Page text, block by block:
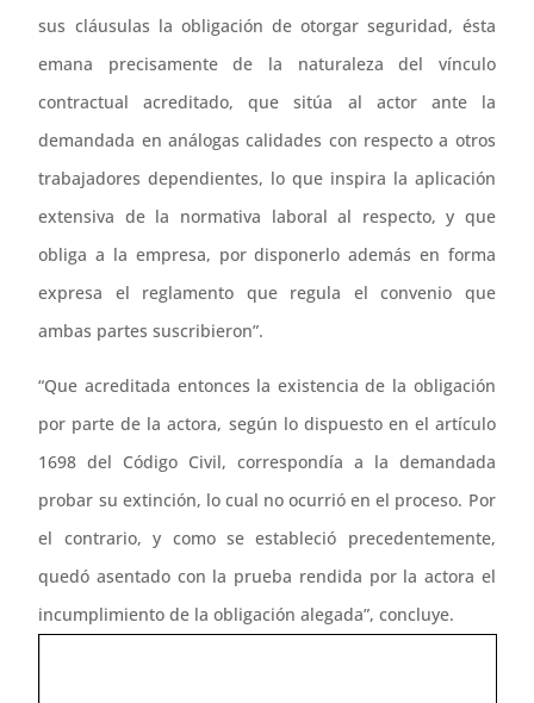
sus cláusulas la obligación de otorgar seguridad, ésta
emana precisamente de la naturaleza del vínculo
contractual acreditado, que sitúa al actor ante la
demandada en análogas calidades con respecto a otros
trabajadores dependientes, lo que inspira la aplicación
extensiva de la normativa laboral al respecto, y que
obliga a la empresa, por disponerlo además en forma
expresa el reglamento que regula el convenio que
ambas partes suscribieron”.
“Que acreditada entonces la existencia de la obligación
por parte de la actora, según lo dispuesto en el artículo
1698 del Código Civil, correspondía a la demandada
probar su extinción, lo cual no ocurrió en el proceso. Por
el contrario, y como se estableció precedentemente,
quedó asentado con la prueba rendida por la actora el
incumplimiento de la obligación alegada”, concluye.